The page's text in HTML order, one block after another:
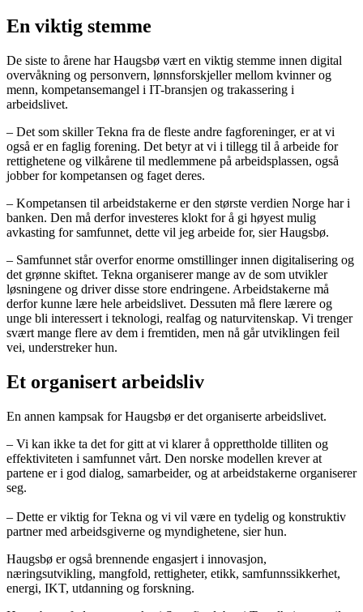
En viktig stemme
De siste to årene har Haugsbø vært en viktig stemme innen digital
overvåkning og personvern, lønnsforskjeller mellom kvinner og
menn, kompetansemangel i IT-bransjen og trakassering i
arbeidslivet.
– Det som skiller Tekna fra de fleste andre fagforeninger, er at vi
også er en faglig forening. Det betyr at vi i tillegg til å arbeide for
rettighetene og vilkårene til medlemmene på arbeidsplassen, også
jobber for kompetansen og faget deres.
– Kompetansen til arbeidstakerne er den største verdien Norge har i
banken. Den må derfor investeres klokt for å gi høyest mulig
avkasting for samfunnet, dette vil jeg arbeide for, sier Haugsbø.
– Samfunnet står overfor enorme omstillinger innen digitalisering og
det grønne skiftet. Tekna organiserer mange av de som utvikler
løsningene og driver disse store endringene. Arbeidstakerne må
derfor kunne lære hele arbeidslivet. Dessuten må flere lærere og
unge bli interessert i teknologi, realfag og naturvitenskap. Vi trenger
svært mange flere av dem i fremtiden, men nå går utviklingen feil
vei, understreker hun.
Et organisert arbeidsliv
En annen kampsak for Haugsbø er det organiserte arbeidslivet.
– Vi kan ikke ta det for gitt at vi klarer å opprettholde tilliten og
effektiviteten i samfunnet vårt. Den norske modellen krever at
partene er i god dialog, samarbeider, og at arbeidstakerne organiserer
seg.
– Dette er viktig for Tekna og vi vil være en tydelig og konstruktiv
partner med arbeidsgiverne og myndighetene, sier hun.
Haugsbø er også brennende engasjert i innovasjon,
næringsutvikling, mangfold, rettigheter, etikk, samfunnssikkerhet,
energi, IKT, utdanning og forskning.